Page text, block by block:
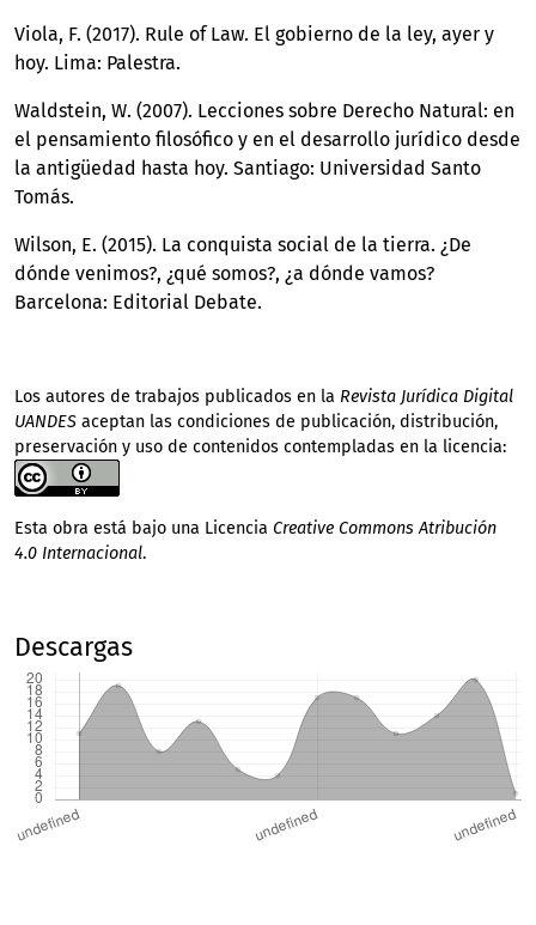
Viola, F. (2017). Rule of Law. El gobierno de la ley, ayer y
hoy. Lima: Palestra.
Waldstein, W. (2007). Lecciones sobre Derecho Natural: en
el pensamiento filosófico y en el desarrollo jurídico desde
la antigüedad hasta hoy. Santiago: Universidad Santo
Tomás.
Wilson, E. (2015). La conquista social de la tierra. ¿De
dónde venimos?, ¿qué somos?, ¿a dónde vamos?
Barcelona: Editorial Debate.
Los autores de trabajos publicados en la Revista Jurídica Digital
UANDES aceptan las condiciones de publicación, distribución,
preservación y uso de contenidos contempladas en la licencia:
Esta obra está bajo una Licencia Creative Commons Atribución
4.0 Internacional.
Descargas